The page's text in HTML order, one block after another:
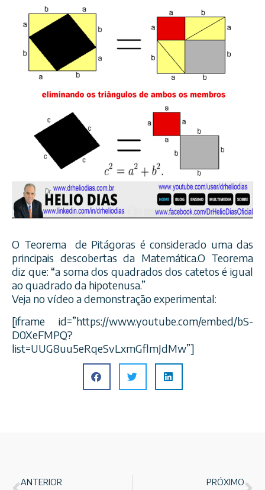
O Teorema de Pitágoras é considerado uma das
principais descobertas da Matemática.O Teorema
diz que: “a soma dos quadrados dos catetos é igual
ao quadrado da hipotenusa.”
Veja no vídeo a demonstração experimental:
[iframe id=”https://www.youtube.com/embed/bS-
D0XeFMPQ?
list=UUG8uu5eRqeSvLxmGflmJdMw”]
ANTERIOR PRÓXIMO